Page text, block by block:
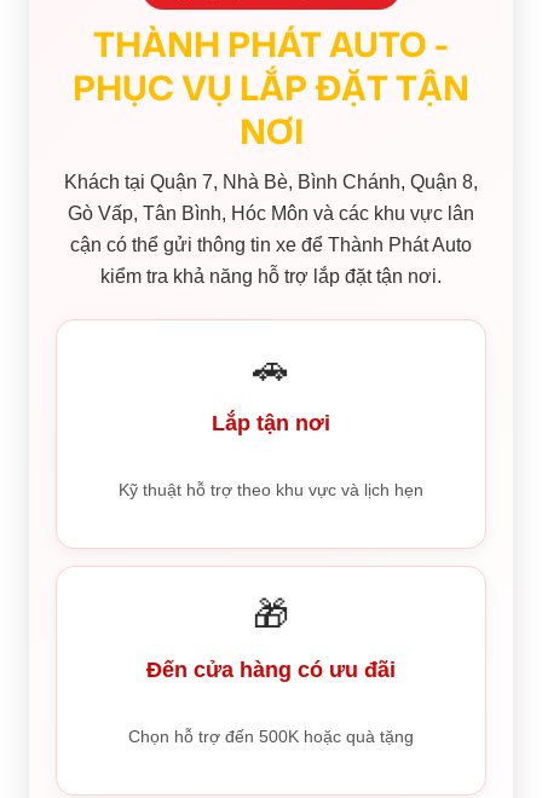
THÀNH PHÁT AUTO -
PHỤC VỤ LẮP ĐẶT TẬN
NƠI
Khách tại Quận 7, Nhà Bè, Bình Chánh, Quận 8,
Gò Vấp, Tân Bình, Hóc Môn và các khu vực lân
cận có thể gửi thông tin xe để Thành Phát Auto
kiểm tra khả năng hỗ trợ lắp đặt tận nơi.
🚗
Lắp tận nơi
Kỹ thuật hỗ trợ theo khu vực và lịch hẹn
🎁
Đến cửa hàng có ưu đãi
Chọn hỗ trợ đến 500K hoặc quà tặng